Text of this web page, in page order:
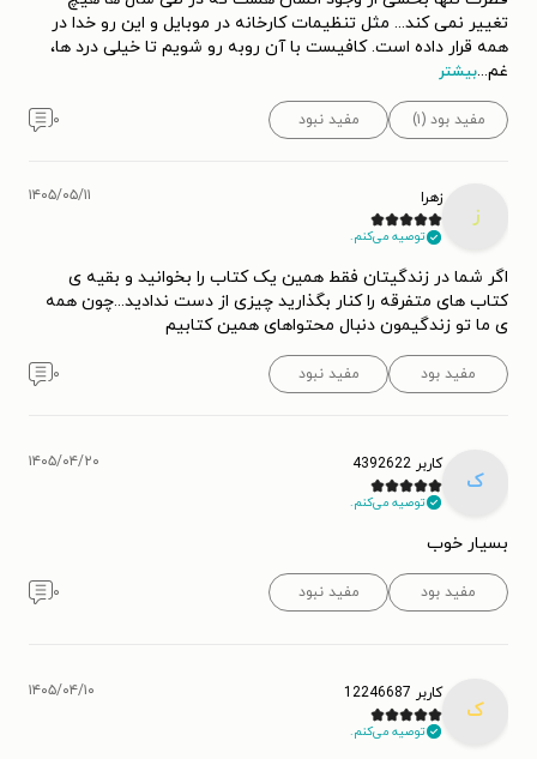
تغییر نمی کند... مثل تنظیمات کارخانه در موبایل و این رو خدا در
همه قرار داده است. کافیست با آن روبه رو شویم تا خیلی درد ها،
غم...بیشتر
مفید بود (۱) مفید نبود ۰
ز
زهرا
توصیه می‌کنم.
۱۴۰۵/۰۵/۱۱
اگر شما در زندگیتان فقط همین یک کتاب را بخوانید و بقیه ی
کتاب های متفرقه را کنار بگذارید چیزی از دست ندادید...چون همه
ی ما تو زندگیمون دنبال محتواهای همین کتابیم
مفید بود مفید نبود ۰
ک
کاربر 4392622
توصیه می‌کنم.
۱۴۰۵/۰۴/۲۰
بسیار خوب
مفید بود مفید نبود ۰
ک
کاربر 12246687
توصیه می‌کنم.
۱۴۰۵/۰۴/۱۰